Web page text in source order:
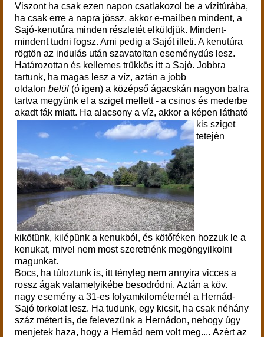
Viszont ha csak ezen napon csatlakozol be a vízitúrába,
ha csak erre a napra jössz, akkor e-mailben mindent, a
Sajó-kenutúra minden részletét elküldjük. Mindent-
mindent tudni fogsz. Ami pedig a Sajót illeti. A kenutúra
rögtön az indulás után szavatoltan eseménydús lesz.
Határozottan és kellemes trükkös itt a Sajó. Jobbra
tartunk, ha magas lesz a víz, aztán a jobb
oldalon belül (ó igen) a középső ágacskán nagyon balra
tartva megyünk el a sziget mellett - a csinos és mederbe
akadt fák miatt. Ha alacsony a víz, akkor a képen látható
kis sziget
tetején
kikötünk, kilépünk a kenukból, és kötőféken hozzuk le a
kenukat, mivel nem most szeretnénk megöngyilkolni
magunkat.
Bocs, ha túloztunk is, itt tényleg nem annyira vicces a
rossz ágak valamelyikébe besodródni. Aztán a köv.
nagy esemény a 31-es folyamkilométernél a Hernád-
Sajó torkolat lesz. Ha tudunk, egy kicsit, ha csak néhány
száz métert is, de felevezünk a Hernádon, nehogy úgy
menjetek haza, hogy a Hernád nem volt meg.... Azért az